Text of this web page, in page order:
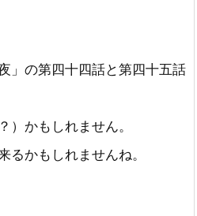
」の第四十四話と第四十五話
）かもしれません。
るかもしれませんね。